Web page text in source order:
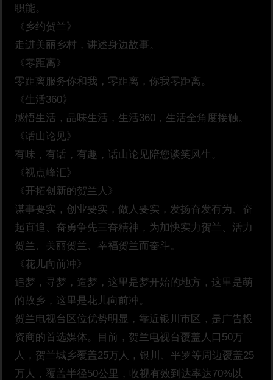
职能。
《乡约贺兰》
走进美丽乡村，讲述身边故事。
《零距离》
零距离服务你和我，零距离，你我零距离。
《生活360》
感悟生活，品味生活，生活360，生活全角度接触。
《话山论见》
有味，有话，有趣，话山论见陪您谈笑风生。
《视点峰汇》
《开拓创新的贺兰人》
谋事要实，创业要实，做人要实，发扬奋发有为、奋
起直追、奋勇争先三奋精神，为加快实力贺兰、活力
贺兰、美丽贺兰、幸福贺兰而奋斗。
《花儿向前冲》
追梦，寻梦，造梦，这里是梦开始的地方，这里是萌
的故乡，这里是花儿向前冲。
贺兰电视台区位优势明显，靠近银川市区，是广告投
资商的首选媒体。目前，贺兰电视台覆盖人口50万
人，贺兰城乡覆盖25万人，银川、平罗等周边覆盖25
万人，覆盖半径50公里，收视有效到达率达70%以